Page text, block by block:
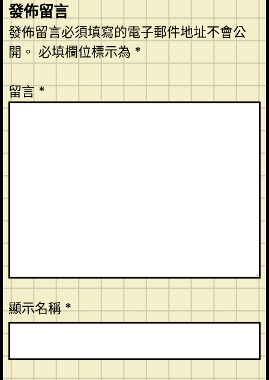
發佈留言
發佈留言必須填寫的電子郵件地址不會公
開。 必填欄位標示為 *
留言*
顯示名稱*